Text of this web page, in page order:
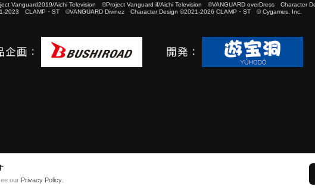
our Privacy Policy
Vanguard2019/Aichi Television ©Project Vanguard if/Aichi Television ©VANGUARD overDress Character
2023 CLAMP・ST ©VANGUARD Divinez Character Design ©2021-2026 CLAMP・ST © Cygames, Inc.